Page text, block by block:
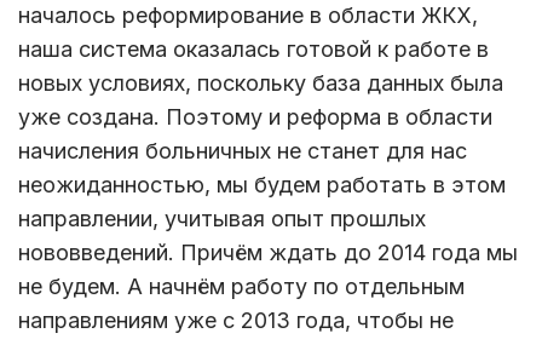
началось реформирование в области ЖКХ,
наша система оказалась готовой к работе в
новых условиях, поскольку база данных была
уже создана. Поэтому и реформа в области
начисления больничных не станет для нас
неожиданностью, мы будем работать в этом
направлении, учитывая опыт прошлых
нововведений. Причём ждать до 2014 года мы
не будем. А начнём работу по отдельным
направлениям уже с 2013 года, чтобы не